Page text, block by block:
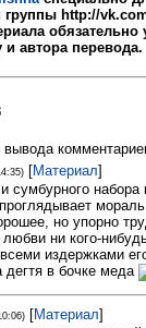
http://
обязательно
и автора перевода.
вывода
[Материал]
и сумбурного
проглядывает
но упорно
ни кого-
издержками
дегтя в бочке меда
[Материал]